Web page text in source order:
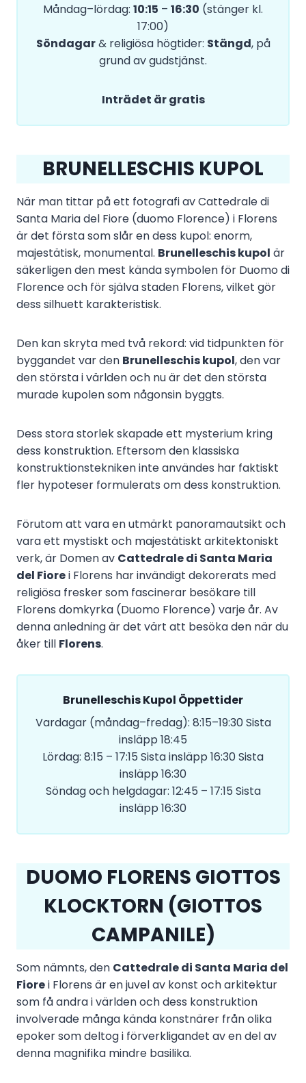
Måndag–lördag: 10:15 – 16:30 (stänger kl.
17:00)
Söndagar& religiösa högtider: Stängd, på
grund av gudstjänst.
Inträdet är gratis
BRUNELLESCHIS KUPOL
När man tittar på ett fotografi av Cattedrale di
Santa Maria del Fiore (duomo Florence) i Florens
är det första som slår en dess kupol: enorm,
majestätisk, monumental. Brunelleschis kupol är
säkerligen den mest kända symbolen för Duomo di
Florence och för själva staden Florens, vilket gör
dess silhuett karakteristisk.
Den kan skryta med två rekord: vid tidpunkten för
byggandet var den Brunelleschis kupol, den var
den största i världen och nu är det den största
murade kupolen som någonsin byggts.
Dess stora storlek skapade ett mysterium kring
dess konstruktion. Eftersom den klassiska
konstruktionstekniken inte användes har faktiskt
fler hypoteser formulerats om dess konstruktion.
Förutom att vara en utmärkt panoramautsikt och
vara ett mystiskt och majestätiskt arkitektoniskt
verk, är Domen av Cattedrale di Santa Maria
del Fiorei Florens har invändigt dekorerats med
religiösa fresker som fascinerar besökare till
Florens domkyrka (Duomo Florence) varje år. Av
denna anledning är det värt att besöka den när du
åker till Florens.
Brunelleschis Kupol Öppettider
Vardagar (måndag–fredag): 8:15–19:30 Sista
insläpp 18:45
Lördag: 8:15 – 17:15 Sista insläpp 16:30 Sista
insläpp 16:30
Söndag och helgdagar: 12:45 – 17:15 Sista
insläpp 16:30
DUOMO FLORENS GIOTTOS
KLOCKTORN (GIOTTOS
CAMPANILE)
Som nämnts, den Cattedrale di Santa Maria del
Fiorei Florens är en juvel av konst och arkitektur
som få andra i världen och dess konstruktion
involverade många kända konstnärer från olika
epoker som deltog i förverkligandet av en del av
denna magnifika mindre basilika.